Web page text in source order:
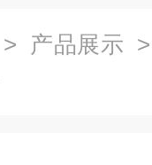
> 产品展示